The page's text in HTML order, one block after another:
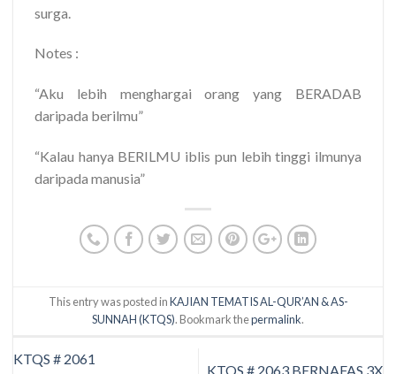
surga.
Notes :
“Aku lebih menghargai orang yang BERADAB
daripada berilmu”
“Kalau hanya BERILMU iblis pun lebih tinggi ilmunya
daripada manusia”
This entry was posted inKAJIAN TEMATIS AL-QUR’AN & AS-
SUNNAH (KTQS). Bookmark thepermalink.
KTQS # 2061
KTQS # 2063 BERNAFAS 3X